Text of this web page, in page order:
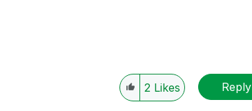
2 Likes Reply